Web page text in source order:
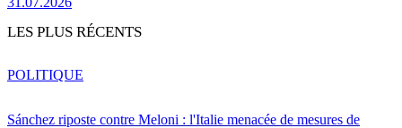
LES PLUS RÉCENTS
Sánchez riposte contre Meloni : l'Italie menacée de mesures de
POLITIQUE